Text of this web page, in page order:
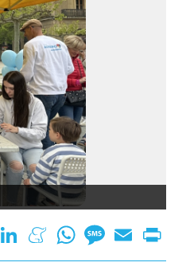
LinkedInMeneameWhatsAppMessage
Email